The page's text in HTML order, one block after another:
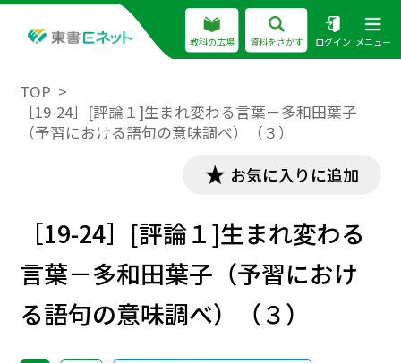
教科の広場 資料をさがす ログイン メニュー
TOP
［19-24］[評論１]生まれ変わる言葉－多和田葉子
（予習における語句の意味調べ）（３）
お気に入りに追加
［19-24］[評論１]生まれ変わる
言葉－多和田葉子（予習におけ
る語句の意味調べ）（３）